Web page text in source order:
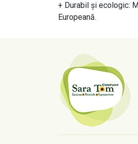
+ Durabil și ecologic:
Europeană.